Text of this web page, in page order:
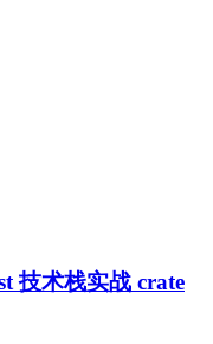
技术栈实战 crate